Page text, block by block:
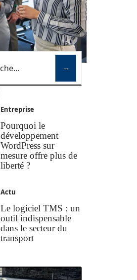
Entreprise
Pourquoi le
développement
WordPress sur
mesure offre plus de
liberté ?
Actu
Le logiciel TMS : un
outil indispensable
dans le secteur du
transport